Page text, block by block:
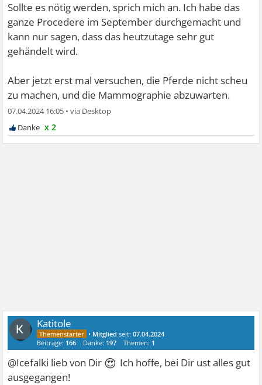
Sollte es nötig werden, sprich mich an. Ich habe das
ganze Procedere im September durchgemacht und
kann nur sagen, dass das heutzutage sehr gut
gehändelt wird.
Aber jetzt erst mal versuchen, die Pferde nicht scheu
zu machen, und die Mammographie abzuwarten.
07.04.2024 16:05 •
x 2
Katitole
• Mitglied seit:07.04.2024
Beiträge: 166 Danke: 197 Themen: 1
@Icefalki lieb von Dir 😍 Ich hoffe, bei Dir ust alles gut
ausgegangen!